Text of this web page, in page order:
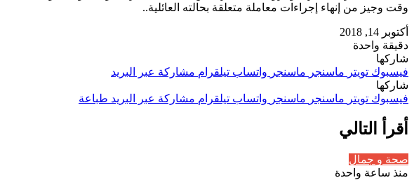
وقت وجيز من إنهاء إجراءات معاملة متعلقة بحالته العائلية..
أكتوبر 14, 2018
دقيقة واحدة
شاركها
فيسبوك تويتر ماسنجر ماسنجر واتساب تيلقرام مشاركة عبر البريد
شاركها
فيسبوك تويتر ماسنجر ماسنجر واتساب تيلقرام مشاركة عبر البريد طباعة
أقرأ التالي
صحة و جمال
منذ ساعة واحدة